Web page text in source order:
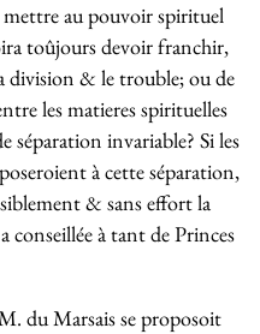
au pouvoir spirituel
toûjours devoir franchir,
division & le trouble; ou de
les matieres spirituelles
séparation invariable? Si les
à cette séparation,
& sans effort la
conseillée à tant de Princes
du Marsais se proposoit